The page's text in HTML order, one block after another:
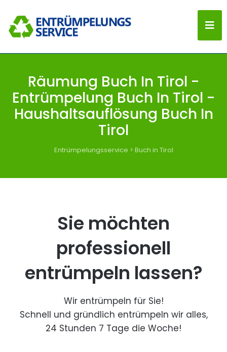
Räumung Buch In Tirol -
Entrümpelung Buch In Tirol -
Haushaltsauflösung Buch In
Tirol
Entrümpelungsservice > Buch in Tirol
Sie möchten
professionell
entrümpeln lassen?
Wir entrümpeln für Sie!
Schnell und gründlich entrümpeln wir alles,
24 Stunden 7 Tage die Woche!